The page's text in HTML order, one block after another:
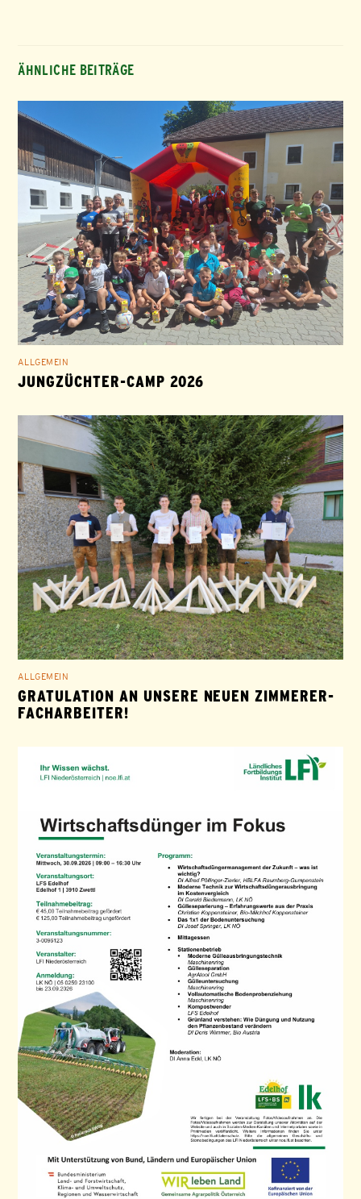
ÄHNLICHE BEITRÄGE
ALLGEMEIN
JUNGZÜCHTER-CAMP 2026
ALLGEMEIN
GRATULATION AN UNSERE NEUEN ZIMMERER-
FACHARBEITER!